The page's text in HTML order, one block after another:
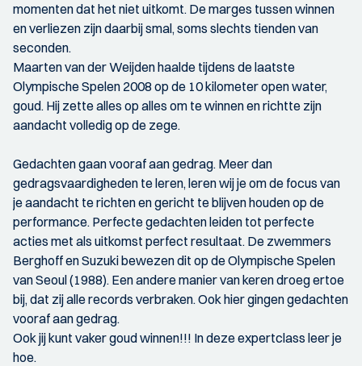
momenten dat het niet uitkomt. De marges tussen winnen
en verliezen zijn daarbij smal, soms slechts tienden van
seconden.
Maarten van der Weijden haalde tijdens de laatste
Olympische Spelen 2008 op de 10 kilometer open water,
goud. Hij zette alles op alles om te winnen en richtte zijn
aandacht volledig op de zege.
Gedachten gaan vooraf aan gedrag. Meer dan
gedragsvaardigheden te leren, leren wij je om de focus van
je aandacht te richten en gericht te blijven houden op de
performance. Perfecte gedachten leiden tot perfecte
acties met als uitkomst perfect resultaat. De zwemmers
Berghoff en Suzuki bewezen dit op de Olympische Spelen
van Seoul (1988). Een andere manier van keren droeg ertoe
bij, dat zij alle records verbraken. Ook hier gingen gedachten
vooraf aan gedrag.
Ook jij kunt vaker goud winnen!!! In deze expertclass leer je
hoe.